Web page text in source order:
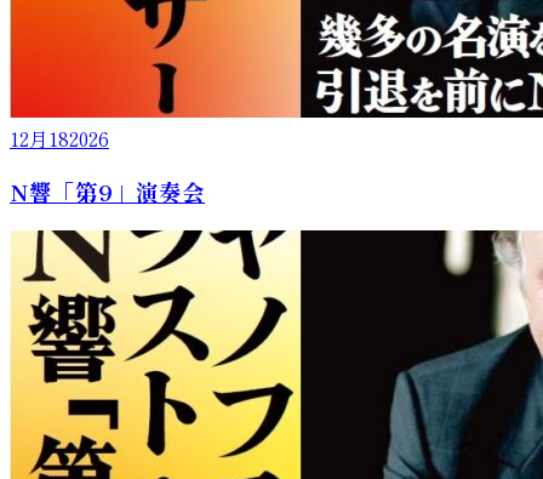
12月182026
N響「第9」演奏会